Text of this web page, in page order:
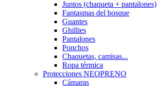
Juntos (chaqueta + pantalones)
Fantasmas del bosque
Guantes
Ghillies
Pantalones
Ponchos
Chaquetas, camisas...
Ropa térmica
Protecciones NEOPRENO
Cámaras